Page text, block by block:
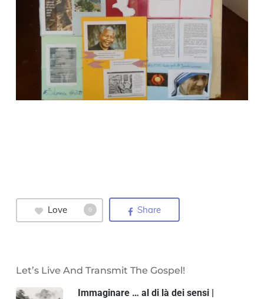
Love 0 Share
Let’s Live And Transmit The Gospel!
Immaginare … al di là dei sensi |